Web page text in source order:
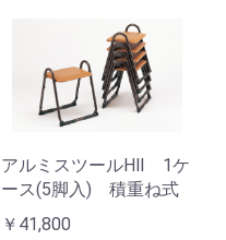
アルミスツールHⅡ 1ケ
ース(5脚入) 積重ね式
￥41,800